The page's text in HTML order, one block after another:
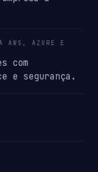
AWS, AZURE E
com
e segurança.